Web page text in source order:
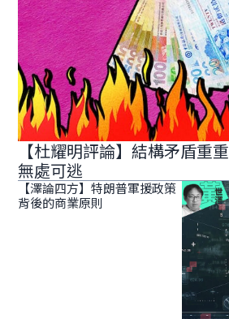
【杜耀明評論】結構矛盾
無處可逃
【澤論四方】特朗普軍援政策
背後的商業原則